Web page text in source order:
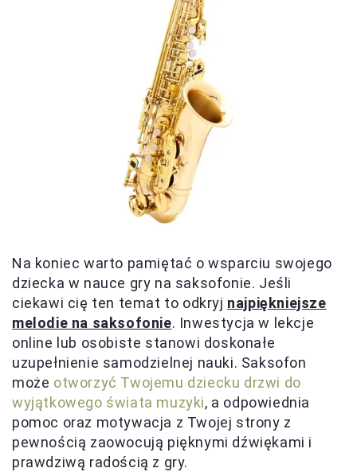
Na koniec warto pamiętać o wsparciu swojego
dziecka w nauce gry na saksofonie. Jeśli
ciekawi cię ten temat to odkryj najpiękniejsze
melodie na saksofonie. Inwestycja w lekcje
online lub osobiste stanowi doskonałe
uzupełnienie samodzielnej nauki. Saksofon
może otworzyć Twojemu dziecku drzwi do
wyjątkowego świata muzyki, a odpowiednia
pomoc oraz motywacja z Twojej strony z
pewnością zaowocują pięknymi dźwiękami i
prawdziwą radością z gry.